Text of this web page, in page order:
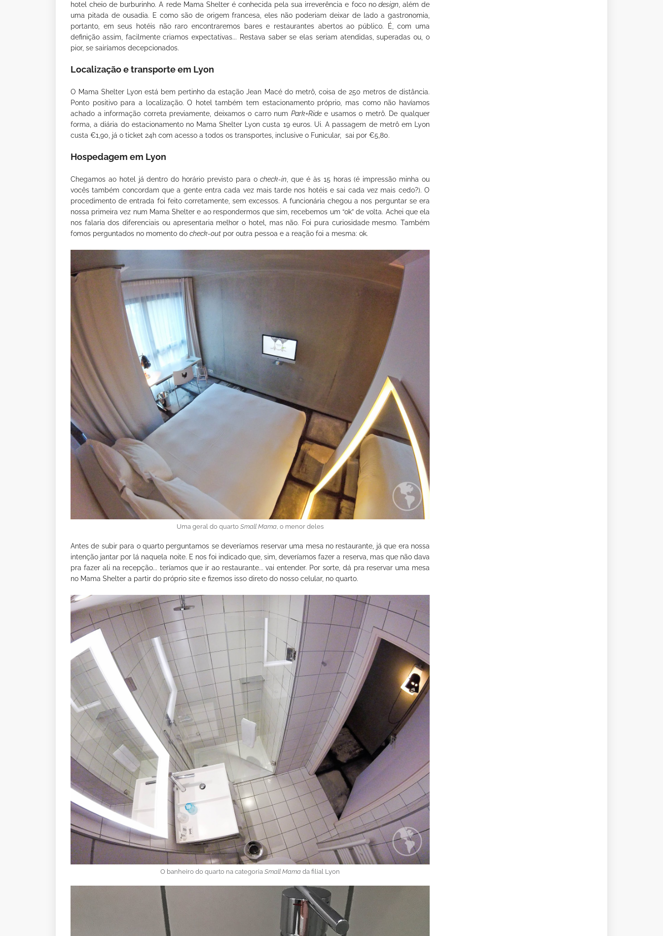
hotel cheio de burburinho. A rede Mama Shelter é conhecida pela sua irreverência e foco nodesign , além de
uma pitada de ousadia. E como são de origem francesa, eles não poderiam deixar de lado a gastronomia,
portanto, em seus hotéis não raro encontraremos bares e restaurantes abertos ao público. É, com uma
definição assim, facilmente criamos expectativas... Restava saber se elas seriam atendidas, superadas ou, o
pior, se sairíamos decepcionados.
Localização e transporte em Lyon
O Mama Shelter Lyon está bem pertinho da estação Jean Macé do metrô, coisa de 250 metros de distância.
Ponto positivo para a localização. O hotel também tem estacionamento próprio, mas como não havíamos
achado a informação correta previamente, deixamos o carro num Park+Ridee usamos o metrô. De qualquer
forma, a diária do estacionamento no Mama Shelter Lyon custa 19 euros. Ui. A passagem de metrô em Lyon
custa €1,90, já o ticket 24h com acesso a todos os transportes, inclusive o Funicular, sai por €5,80.
Hospedagem em Lyon
Chegamos ao hotel já dentro do horário previsto para ocheck-in , que é às 15 horas (é impressão minha ou
vocês também concordam que a gente entra cada vez mais tarde nos hotéis e sai cada vez mais cedo?). O
procedimento de entrada foi feito corretamente, sem excessos. A funcionária chegou a nos perguntar se era
nossa primeira vez num Mama Shelter e ao respondermos que sim, recebemos um “ok” de volta. Achei que ela
nos falaria dos diferenciais ou apresentaria melhor o hotel, mas não. Foi pura curiosidade mesmo. Também
fomos perguntados no momento do check-out por outra pessoa e a reação foi a mesma: ok.
Uma geral do quarto Small Mama, o menor deles
Antes de subir para o quarto perguntamos se deveríamos reservar uma mesa no restaurante, já que era nossa
intenção jantar por lá naquela noite. E nos foi indicado que, sim, deveríamos fazer a reserva, mas que não dava
pra fazer ali na recepção... teríamos que ir ao restaurante... vai entender. Por sorte, dá pra reservar uma mesa
no Mama Shelter a partir do próprio site e fizemos isso direto do nosso celular, no quarto.
O banheiro do quarto na categoria Small Mama da filial Lyon